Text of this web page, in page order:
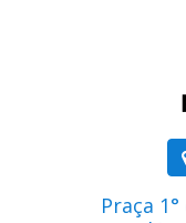
Praça